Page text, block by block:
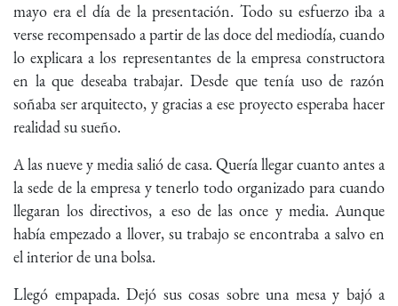
mayo era el día de la presentación. Todo su esfuerzo iba a
verse recompensado a partir de las doce del mediodía, cuando
lo explicara a los representantes de la empresa constructora
en la que deseaba trabajar. Desde que tenía uso de razón
soñaba ser arquitecto, y gracias a ese proyecto esperaba hacer
realidad su sueño.
A las nueve y media salió de casa. Quería llegar cuanto antes a
la sede de la empresa y tenerlo todo organizado para cuando
llegaran los directivos, a eso de las once y media. Aunque
había empezado a llover, su trabajo se encontraba a salvo en
el interior de una bolsa.
Llegó empapada. Dejó sus cosas sobre una mesa y bajó a